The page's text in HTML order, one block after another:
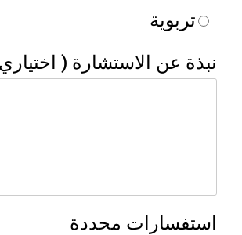
تربوية
نبذة عن الاستشارة (
استفسارات محددة